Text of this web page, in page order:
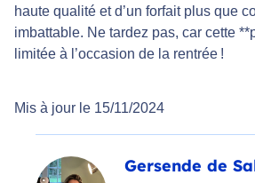
haute qualité et d’un forfait plus que
imbattable. Ne tardez pas, car cette
limitée à l’occasion de la rentrée !
Mis à jour le 15/11/2024
Gersende de